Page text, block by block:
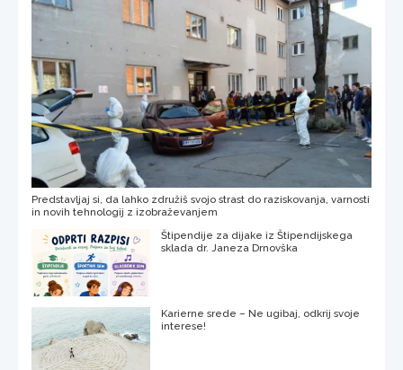
Predstavljaj si, da lahko združiš svojo strast do raziskovanja, varnosti
in novih tehnologij z izobraževanjem
Štipendije za dijake iz Štipendijskega
sklada dr. Janeza Drnovška
Karierne srede – Ne ugibaj, odkrij svoje
interese!